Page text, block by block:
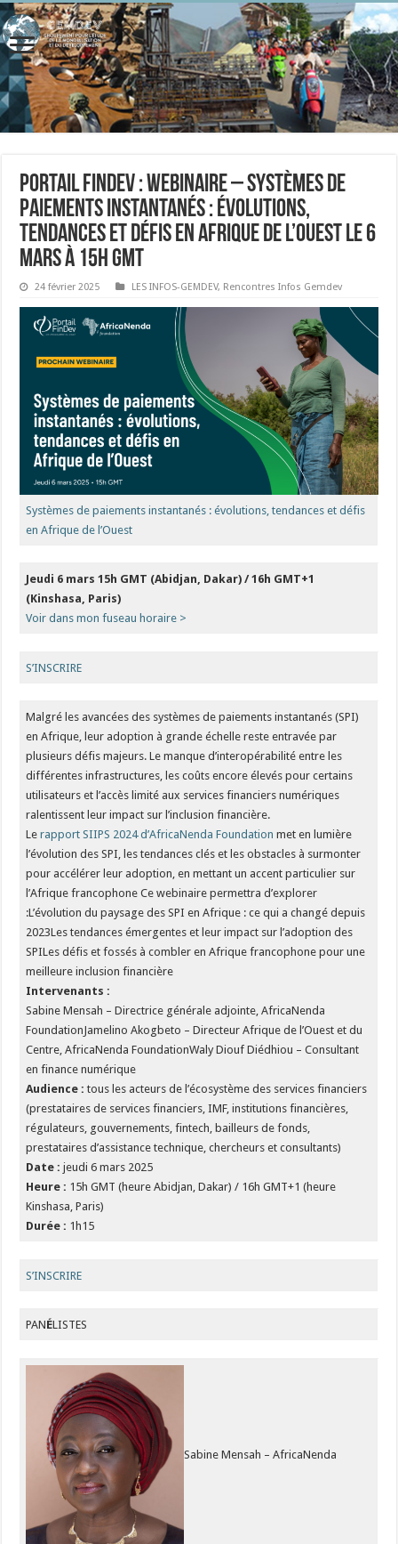
Portail FinDev : Webinaire – Systèmes de
paiements instantanés : évolutions,
tendances et défis en Afrique de l’Ouest le 6
mars à 15h GMT
24 février 2025 LES INFOS-GEMDEV, Rencontres Infos Gemdev
Systèmes de paiements instantanés : évolutions, tendances et défis
en Afrique de l’Ouest
Jeudi 6 mars 15h GMT (Abidjan, Dakar) / 16h GMT+1
(Kinshasa, Paris)
Voir dans mon fuseau horaire >
S’INSCRIRE
Malgré les avancées des systèmes de paiements instantanés (SPI)
en Afrique, leur adoption à grande échelle reste entravée par
plusieurs défis majeurs. Le manque d’interopérabilité entre les
différentes infrastructures, les coûts encore élevés pour certains
utilisateurs et l’accès limité aux services financiers numériques
ralentissent leur impact sur l’inclusion financière.
Lerapport SIIPS 2024 d’AfricaNenda Foundation met en lumière
l’évolution des SPI, les tendances clés et les obstacles à surmonter
pour accélérer leur adoption, en mettant un accent particulier sur
l’Afrique francophone Ce webinaire permettra d’explorer
:L’évolution du paysage des SPI en Afrique : ce qui a changé depuis
2023Les tendances émergentes et leur impact sur l’adoption des
SPILes défis et fossés à combler en Afrique francophone pour une
meilleure inclusion financière
Intervenants :
Sabine Mensah – Directrice générale adjointe, AfricaNenda
FoundationJamelino Akogbeto – Directeur Afrique de l’Ouest et du
Centre, AfricaNenda FoundationWaly Diouf Diédhiou – Consultant
en finance numérique
Audience :tous les acteurs de l’écosystème des services financiers
(prestataires de services financiers, IMF, institutions financières,
régulateurs, gouvernements, fintech, bailleurs de fonds,
prestataires d’assistance technique, chercheurs et consultants)
Date :jeudi 6 mars 2025
Heure : 15h GMT (heure Abidjan, Dakar) / 16h GMT+1 (heure
Kinshasa, Paris)
Durée : 1h15
S’INSCRIRE
PANÉLISTES
Sabine Mensah – AfricaNenda